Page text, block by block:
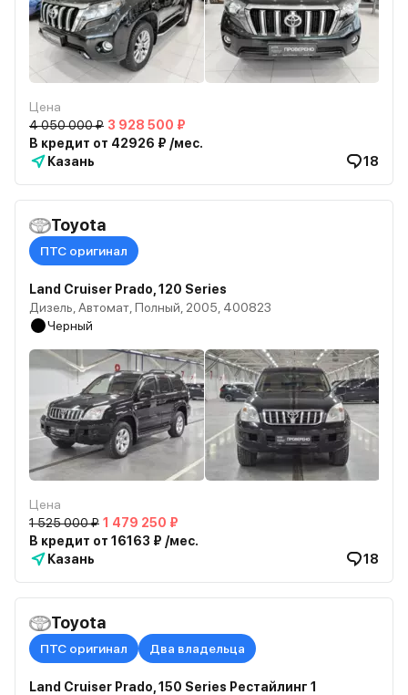
Цена
4 050 000 ₽ 3 928 500 ₽
В кредит от 42926 ₽ /мес.
Казань
18
Toyota
ПТС оригинал
Land Cruiser Prado, 120 Series
Дизель, Автомат, Полный, 2005, 400823
Черный
Цена
1 525 000 ₽ 1 479 250 ₽
В кредит от 16163 ₽ /мес.
Казань
18
Toyota
ПТС оригинал Два владельца
Land Cruiser Prado, 150 Series Рестайлинг 1